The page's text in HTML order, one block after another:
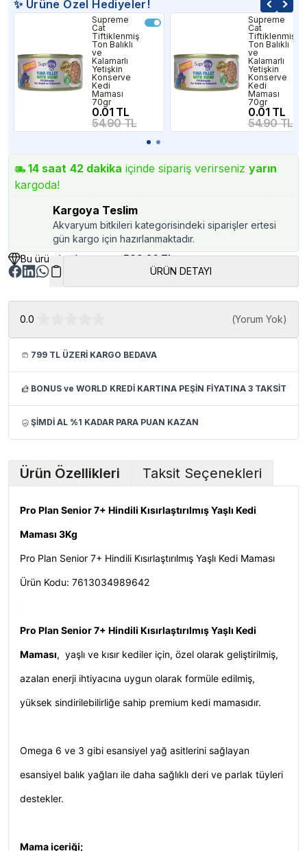
✨ Ürüne Özel Hediyeler!
Supreme
Cat
Tiftiklenmiş
Ton Balıklı
ve
Kalamarlı
Yetişkin
Konserve
Kedi
Maması
70gr
0.01 TL
54.90 TL
Supreme
Cat
Tiftiklenmiş
Ton Balıklı
ve
Kalamarlı
Yetişkin
Konserve
Kedi
Maması
70gr
0.01 TL
54.90 TL
14 saat 42 dakika içinde sipariş verirseniz yarın
kargoda!
Kargoya Teslim
Akvaryum bitkileri kategorisindeki siparişler ertesi
gün kargo için hazırlanmaktadır.
Bu üründen kazancınız509.26 TL
ÜRÜN DETAYI
0.0 (Yorum Yok)
799 TL ÜZERİ KARGO BEDAVA
BONUS ve WORLD KREDİ KARTINA PEŞİN FİYATINA 3 TAKSİT
ŞİMDİ AL %1 KADAR PARA PUAN KAZAN
Ürün Özellikleri Taksit Seçenekleri
Pro Plan Senior 7+ Hindili Kısırlaştırılmış Yaşlı Kedi
Maması 3Kg
Pro Plan Senior 7+ Hindili Kısırlaştırılmış Yaşlı Kedi Maması
Ürün Kodu: 7613034989642
Pro Plan Senior 7+ Hindili Kısırlaştırılmış Yaşlı Kedi
Maması, yaşlı ve kısır kediler için, özel olarak geliştirilmiş,
azalan enerji ihtiyacına uygun olarak formüle edilmiş,
yüksek sindirilebilirliğe sahip premium kedi mamasıdır.
Omega 6 ve 3 gibi esansiyel yağ asitlerini sağlayan
esansiyel balık yağları ile daha sağlıklı deri ve parlak tüyleri
destekler.
Mama içeriği;